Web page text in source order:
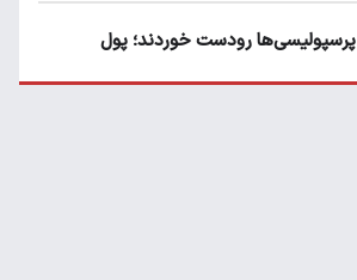
پرسپولیسی‌ها رودست خوردند؛ پول